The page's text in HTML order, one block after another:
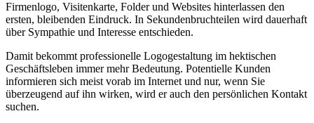
Firmenlogo, Visitenkarte, Folder und Websites hinterlassen den
ersten, bleibenden Eindruck. In Sekundenbruchteilen wird dauerhaft
über Sympathie und Interesse entschieden.
Damit bekommt professionelle Logogestaltung im hektischen
Geschäftsleben immer mehr Bedeutung. Potentielle Kunden
informieren sich meist vorab im Internet und nur, wenn Sie
überzeugend auf ihn wirken, wird er auch den persönlichen Kontakt
suchen.